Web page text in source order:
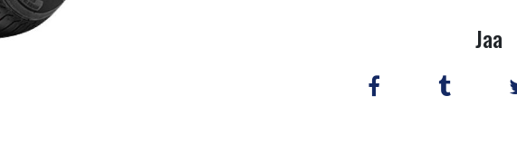
Jaa